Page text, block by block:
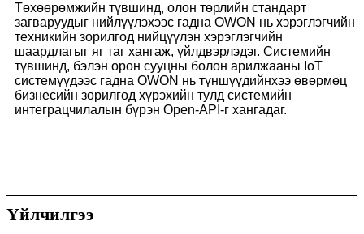
Төхөөрөмжийн түвшинд, олон төрлийн стандарт
загваруудыг нийлүүлэхээс гадна OWON нь хэрэглэгчийн
техникийн зорилгод нийцүүлэн хэрэглэгчийн
шаардлагыг яг таг хангаж, үйлдвэрлэдэг. Системийн
түвшинд, бэлэн орон сууцны болон арилжааны IoT
системүүдээс гадна OWON нь түншүүдийнхээ өвөрмөц
бизнесийн зорилгод хүрэхийн тулд системийн
интеграцчилалын бүрэн Open-API-г хангадаг.
Үйлчилгээ